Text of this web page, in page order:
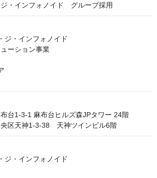
・インフォノイド グループ採用
ジ・インフォノイド
ーション事業
台1-3-1 麻布台ヒルズ森JPタワー 24階
区天神1-3-38　天神ツインビル6階
ジ・インフォノイド